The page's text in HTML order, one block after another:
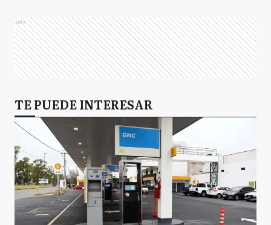
Ads
TE PUEDE INTERESAR